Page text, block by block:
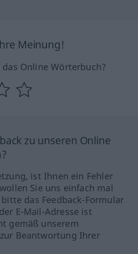
Meinung!
Online Wörterbuch?
zu unseren Online
ist Ihnen ein Fehler
Sie uns einfach mal
das Feedback-Formular
E-Mail-Adresse ist
gemäß unserem
Beantwortung Ihrer